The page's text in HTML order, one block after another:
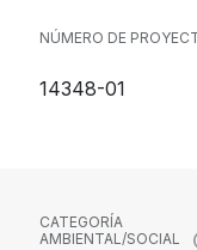
NÚMERO DE
14348-01
CATEGORÍA
AMBIENTAL/SOCIAL